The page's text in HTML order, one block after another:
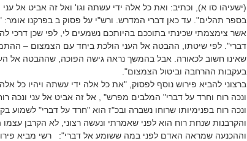
(ישעיהו סו א), וכתיב: ואת כל אלה ידי עשתה וגו' ואל זה אביט אל
בספר תהלים". עד כאן דברי המדרש. ורש"י על פסוק ב בפרקנו
אשר צימצמתי שכינתי בתוככם בהיותכם נשמעים לי, לפי שכן דרכי
דברי". לפי שיטתו, ההבטה אל העני הולכת ביחד עם הצמצום –
שאינו חשוב לכאורה. אבל בהמשך נראה גישה הפוכה, שההבטה אל
בעקבות ההרחבה וביטול הצמצום".
ברצוני להביא פירוש נוסף לפסוק, "את כל אלה ידי עשתה ויהיו כל
ונכה רוח וחרד על דברי" המלבים מפרש" , אל זה אביט אל עני ונכה
ונכה רוח בפנימיותו שרוחו נשברה ובכ"ז הוא "חרד על דברי" לשמוע
והקרבנות שנחת רוח הוא לפני שאמרתי ונעשה רצוני, לא הקרבן
וההכנעה שמראה האדם לפני במה ששומע אל דברי": רשי מביא